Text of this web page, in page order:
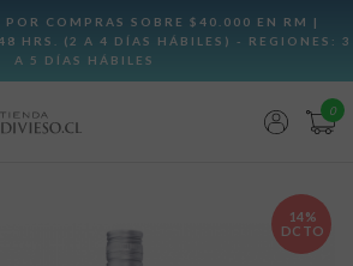
0
14%
DCTO